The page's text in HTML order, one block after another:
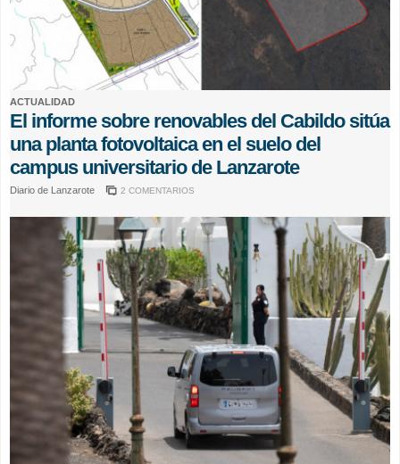
ACTUALIDAD
El informe sobre renovables del Cabildo sitúa
una planta fotovoltaica en el suelo del
campus universitario de Lanzarote
Diario de Lanzarote 2 COMENTARIOS